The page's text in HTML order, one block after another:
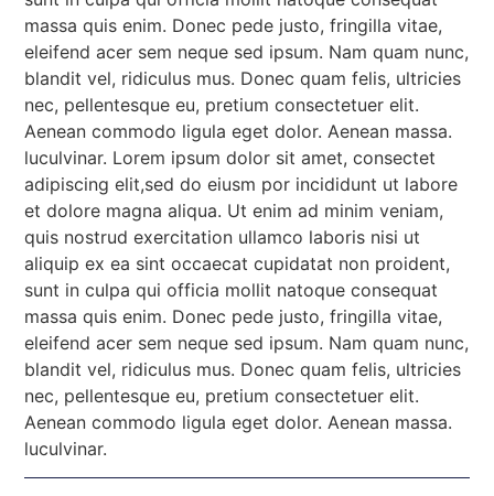
massa quis enim. Donec pede justo, fringilla vitae,
eleifend acer sem neque sed ipsum. Nam quam nunc,
blandit vel, ridiculus mus. Donec quam felis, ultricies
nec, pellentesque eu, pretium consectetuer elit.
Aenean commodo ligula eget dolor. Aenean massa.
luculvinar. Lorem ipsum dolor sit amet, consectet
adipiscing elit,sed do eiusm por incididunt ut labore
et dolore magna aliqua. Ut enim ad minim veniam,
quis nostrud exercitation ullamco laboris nisi ut
aliquip ex ea sint occaecat cupidatat non proident,
sunt in culpa qui officia mollit natoque consequat
massa quis enim. Donec pede justo, fringilla vitae,
eleifend acer sem neque sed ipsum. Nam quam nunc,
blandit vel, ridiculus mus. Donec quam felis, ultricies
nec, pellentesque eu, pretium consectetuer elit.
Aenean commodo ligula eget dolor. Aenean massa.
luculvinar.